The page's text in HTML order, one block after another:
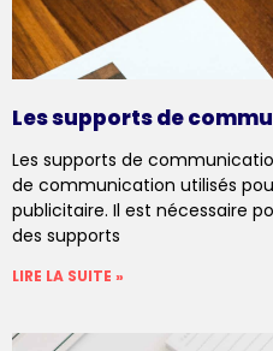
Les supports de
Les supports de
de communication utilisés
publicitaire. Il est nécessaire
des supports
LIRE LA SUITE »